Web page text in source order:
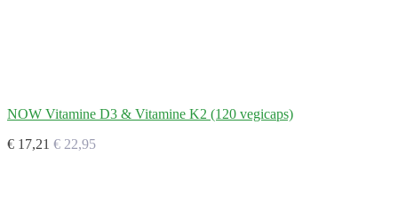
NOW Vitamine D3 & Vitamine K2 (120 vegicaps)
€ 17,21 € 22,95